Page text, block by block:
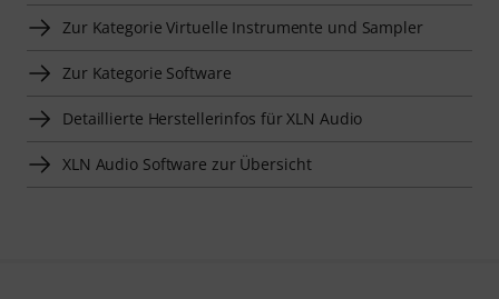
Zur Kategorie Virtuelle Instrumente und Sampler
Zur Kategorie Software
Detaillierte Herstellerinfos für XLN Audio
XLN Audio Software zur Übersicht